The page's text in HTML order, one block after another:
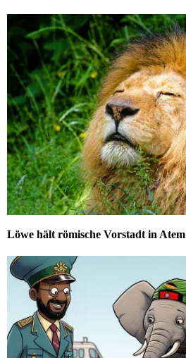
Löwe hält römische Vorstadt in Atem